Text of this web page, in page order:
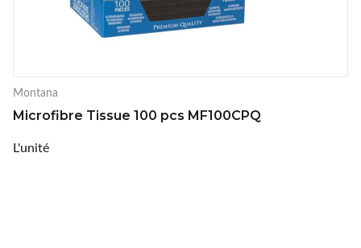
Montana
Microfibre Tissue 100 pcs MF100CPQ
L'unité